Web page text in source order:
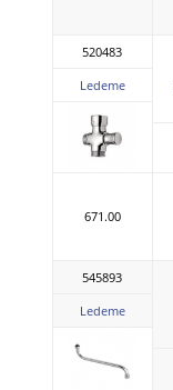
520483
Ledeme
671.00
545893
Ledeme